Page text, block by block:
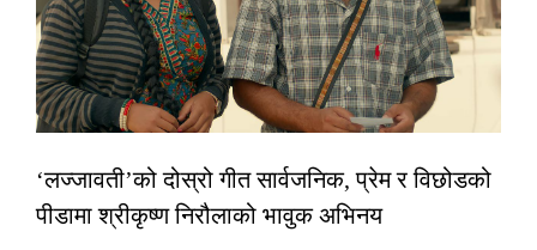
‘लज्जावती’को दोस्रो गीत सार्वजनिक, प्रेम र विछोडको
पीडामा श्रीकृष्ण निरौलाको भावुक अभिनय